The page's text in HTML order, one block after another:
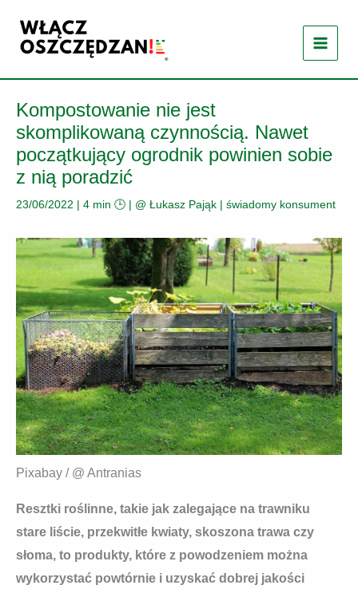
treści
Kompostowanie nie jest
skomplikowaną czynnością. Nawet
początkujący ogrodnik powinien sobie
z nią poradzić
23/06/2022 | 4 min 🕒 | @ Łukasz Pająk | świadomy konsument
Pixabay / @ Antranias
Resztki roślinne, takie jak zalegające na trawniku
stare liście, przekwitłe kwiaty, skoszona trawa czy
słoma, to produkty, które z powodzeniem można
wykorzystać powtórnie i uzyskać dobrej jakości